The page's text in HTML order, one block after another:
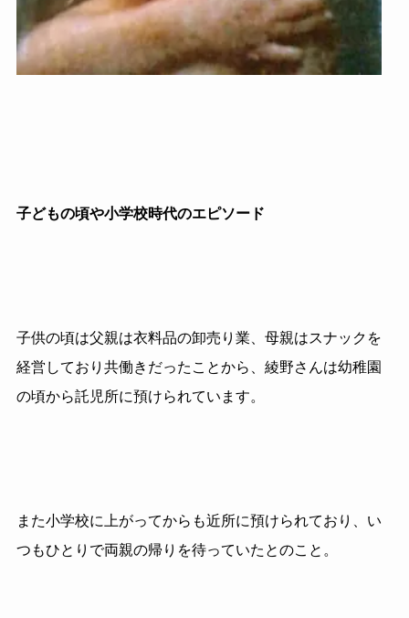
子どもの頃や小学校時代のエピソード
子供の頃は父親は衣料品の卸売り業、母親はスナックを
経営しており共働きだったことから、綾野さんは幼稚園
の頃から託児所に預けられています。
また小学校に上がってからも近所に預けられており、い
つもひとりで両親の帰りを待っていたとのこと。